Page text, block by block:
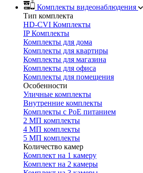
Комплекты видеонаблюдения
Тип комплекта
HD-CVI Комплекты
IP Комплекты
Комплекты для дома
Комплекты для квартиры
Комплекты для магазина
Комплекты для офиса
Комплекты для помещения
Особенности
Уличные комплекты
Внутренние комплекты
Комплекты с PoE питанием
2 МП комплекты
4 МП комплекты
5 МП комплекты
Количество камер
Комплект на 1 камеру
Комплект на 2 камеры